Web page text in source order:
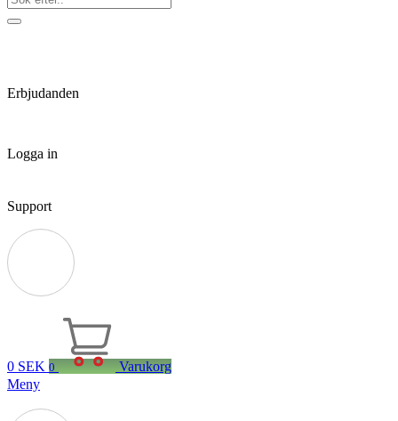
Erbjudanden
Logga in
Support
0 SEK 0
Varukorg
Meny